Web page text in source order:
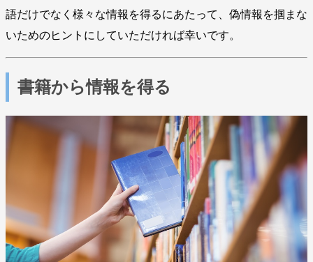
語だけでなく様々な情報を得るにあたって、偽情報を掴まな
いためのヒントにしていただければ幸いです。
書籍から情報を得る